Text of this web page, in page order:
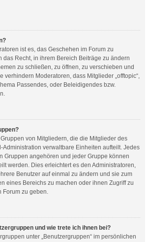
ist es, das Geschehen im Forum zu
das Recht, in ihrem Bereich Beiträge zu ändern
zu schließen, zu öffnen, zu verschieben und
verhindern Moderatoren, dass Mitglieder „offtopic“,
Passendes, oder Beleidigendes bzw.
von Mitgliedern, die die Mitglieder des
Administration verwaltbare Einheiten aufteilt. Jedes
Gruppen angehören und jeder Gruppe können
werden. Dies erleichtert es den Administratoren,
Benutzer auf einmal zu ändern und sie zum
eines Bereichs zu machen oder ihnen Zugriff zu
Forum zu geben.
und wie trete ich ihnen bei?
unter „Benutzergruppen“ im persönlichen